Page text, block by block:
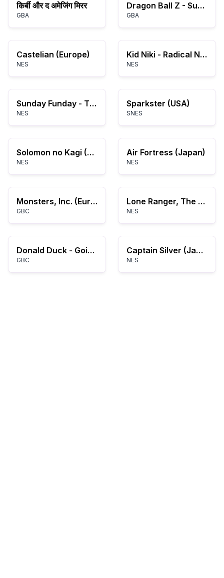
किर्बी और द अमेजिंग मिरर
GBA
Dragon Ball Z - Supersonic Warriors (K)(ProjectG)
GBA
Castelian (Europe)
NES
Kid Niki - Radical Ninja (USA)
NES
Sunday Funday - The Ride (USA) (Unl)
NES
Sparkster (USA)
SNES
Solomon no Kagi (Japan)
NES
Air Fortress (Japan)
NES
Monsters, Inc. (Europe) (En,Es,Nl)
GBC
Lone Ranger, The (USA)
NES
Donald Duck - Goin' Quackers (USA) (En,Fr,De,Es,It)
GBC
Captain Silver (Japan)
NES